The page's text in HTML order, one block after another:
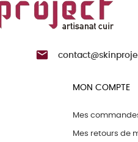

MON COMPTE
Mes
Mes retours de